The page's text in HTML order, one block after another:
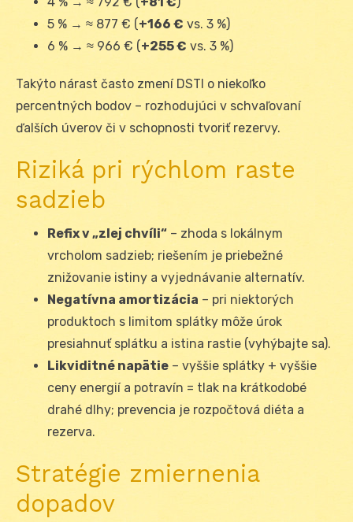
5 % → ≈ 877 € (+166 € vs. 3 %)
6 % → ≈ 966 € (+255 € vs. 3 %)
Takýto nárast často zmení DSTI o niekoľko
percentných bodov – rozhodujúci v schvaľovaní
ďalších úverov či v schopnosti tvoriť rezervy.
Riziká pri rýchlom raste
sadzieb
Refix v „zlej chvíli“ – zhoda s lokálnym
vrcholom sadzieb; riešením je priebežné
znižovanie istiny a vyjednávanie alternatív.
Negatívna amortizácia – pri niektorých
produktoch s limitom splátky môže úrok
presiahnuť splátku a istina rastie (vyhýbajte sa).
Likviditné napätie – vyššie splátky + vyššie
ceny energií a potravín = tlak na krátkodobé
drahé dlhy; prevencia je rozpočtová diéta a
rezerva.
Stratégie zmiernenia
dopadov